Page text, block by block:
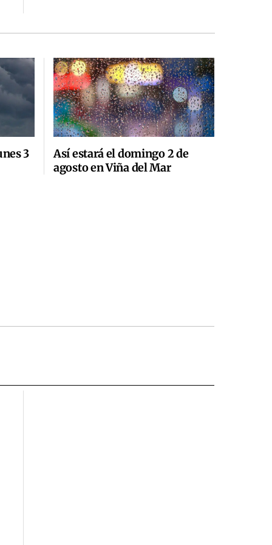
3
Así estará el domingo 2 de
agosto en Viña del Mar